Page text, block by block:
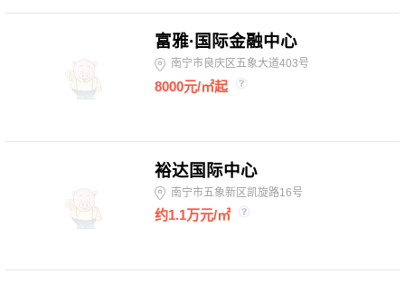
富雅·国际金融中心
南宁市良庆区五象大道403号
8000元/㎡起
裕达国际中心
南宁市五象新区凯旋路16号
约1.1万元/㎡